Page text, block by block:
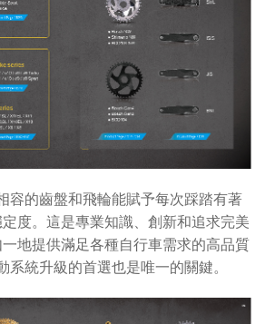
容的齒盤和飛輪能賦予每次踩踏有著
度。這是專業知識、創新和追求完美
地提供滿足各種自行車需求的高品質
系統升級的首選也是唯一的關鍵。